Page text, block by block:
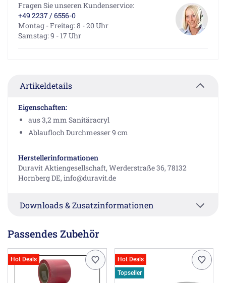
Fragen Sie unseren Kundenservice:
+49 2237 / 6556-0
Montag - Freitag: 8 - 20 Uhr
Samstag: 9 - 17 Uhr
Artikeldetails
Eigenschaften:
aus 3,2 mm Sanitäracryl
Ablaufloch Durchmesser 9 cm
Herstellerinformationen
Duravit Aktiengesellschaft, Werderstraße 36, 78132
Hornberg DE, info@duravit.de
Downloads & Zusatzinformationen
Passendes Zubehör
Hot Deals
Hot Deals
Topseller